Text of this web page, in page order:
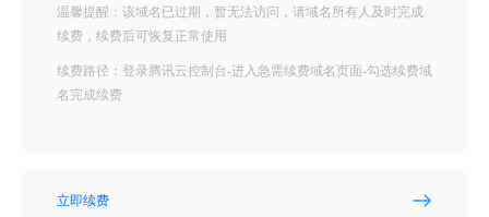
温馨提醒：该域名已过期，暂无法访问，请域名所有人及时完成
续费，续费后可恢复正常使用
续费路径：登录腾讯云控制台-进入急需续费域名页面-勾选续费域
名完成续费
立即续费